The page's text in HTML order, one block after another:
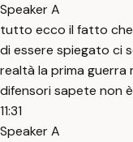
Speaker A
tutto ecco il fatto
di essere spiegato ci
realtà la prima guerra
difensori sapete non
11:31
Speaker A